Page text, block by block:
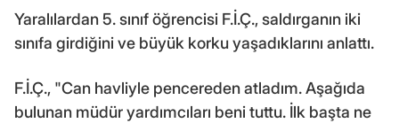
Yaralılardan 5. sınıf öğrencisi F.İ.Ç., saldırganın iki
sınıfa girdiğini ve büyük korku yaşadıklarını anlattı.
F.İ.Ç., "Can havliyle pencereden atladım. Aşağıda
bulunan müdür yardımcıları beni tuttu. İlk başta ne